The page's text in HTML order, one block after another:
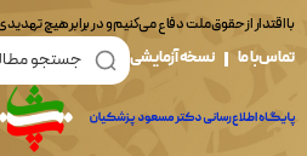
از حقوق ملت دفاع می‌کنیم و در برابر هیچ تهدیدی
نسخه آزمایشی